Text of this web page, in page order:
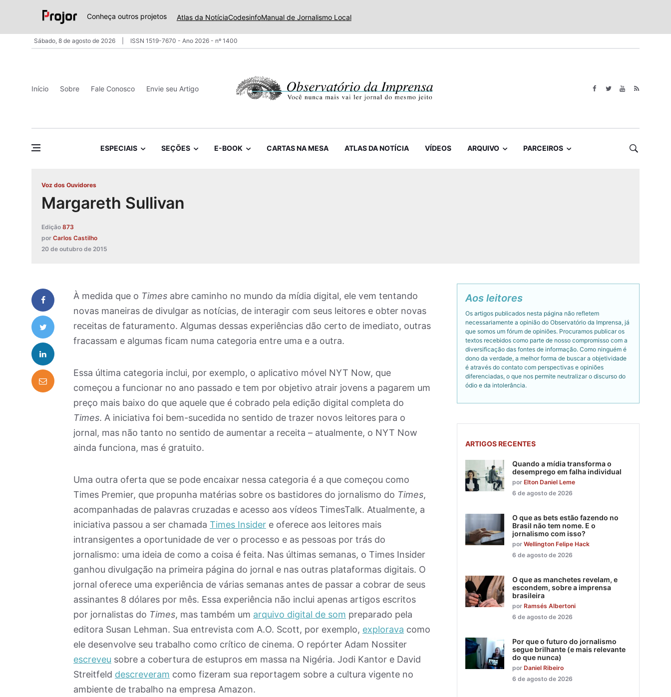
Conheça outros projetos Atlas da NotíciaCodesinfoManual de Jornalismo Local
Sábado, 8 de agosto de 2026 ISSN 1519-7670 - Ano 2026 - nº 1400
Início Sobre Fale Conosco Envie seu Artigo
ESPECIAIS SEÇÕES E-BOOK CARTAS NA MESA ATLAS DA NOTÍCIA VÍDEOS ARQUIVO PARCEIROS
Voz dos Ouvidores
Margareth Sullivan
Edição 873
por Carlos Castilho
20 de outubro de 2015
À medida que o Times abre caminho no mundo da mídia digital, ele vem tentando
novas maneiras de divulgar as notícias, de interagir com seus leitores e obter novas
receitas de faturamento. Algumas dessas experiências dão certo de imediato, outras
fracassam e algumas ficam numa categoria entre uma e a outra.
Essa última categoria inclui, por exemplo, o aplicativo móvel NYT Now, que
começou a funcionar no ano passado e tem por objetivo atrair jovens a pagarem um
preço mais baixo do que aquele que é cobrado pela edição digital completa do
Times. A iniciativa foi bem-sucedida no sentido de trazer novos leitores para o
jornal, mas não tanto no sentido de aumentar a receita – atualmente, o NYT Now
ainda funciona, mas é gratuito.
Uma outra oferta que se pode encaixar nessa categoria é a que começou como
Times Premier, que propunha matérias sobre os bastidores do jornalismo do Times,
acompanhadas de palavras cruzadas e acesso aos vídeos TimesTalk. Atualmente, a
iniciativa passou a ser chamada Times Insider e oferece aos leitores mais
intransigentes a oportunidade de ver o processo e as pessoas por trás do
jornalismo: uma ideia de como a coisa é feita. Nas últimas semanas, o Times Insider
ganhou divulgação na primeira página do jornal e nas outras plataformas digitais. O
jornal oferece uma experiência de várias semanas antes de passar a cobrar de seus
assinantes 8 dólares por mês. Essa experiência não inclui apenas artigos escritos
por jornalistas do Times, mas também um arquivo digital de som preparado pela
editora Susan Lehman. Sua entrevista com A.O. Scott, por exemplo, explorava como
ele desenvolve seu trabalho como crítico de cinema. O repórter Adam Nossiter
escreveu sobre a cobertura de estupros em massa na Nigéria. Jodi Kantor e David
Streitfeld descreveram como fizeram sua reportagem sobre a cultura vigente no
ambiente de trabalho na empresa Amazon.
Aos leitores
Os artigos publicados nesta página não refletem
necessariamente a opinião do Observatório da Imprensa, já
que somos um fórum de opiniões. Procuramos publicar os
textos recebidos como parte de nosso compromisso com a
diversificação das fontes de informação. Como ninguém é
dono da verdade, a melhor forma de buscar a objetividade
é através do contato com perspectivas e opiniões
diferenciadas, o que nos permite neutralizar o discurso do
ódio e da intolerância.
ARTIGOS RECENTES
Quando a mídia transforma o
desemprego em falha individual
por Elton Daniel Leme
6 de agosto de 2026
O que as bets estão fazendo no
Brasil não tem nome. E o
jornalismo com isso?
por Wellington Felipe Hack
6 de agosto de 2026
O que as manchetes revelam, e
escondem, sobre a imprensa
brasileira
por Ramsés Albertoni
6 de agosto de 2026
Por que o futuro do jornalismo
segue brilhante (e mais relevante
do que nunca)
por Daniel Ribeiro
6 de agosto de 2026